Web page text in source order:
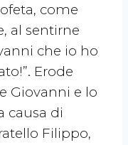
come
al sentirne
che io ho
Erode
Giovanni e lo
causa di
Filippo,